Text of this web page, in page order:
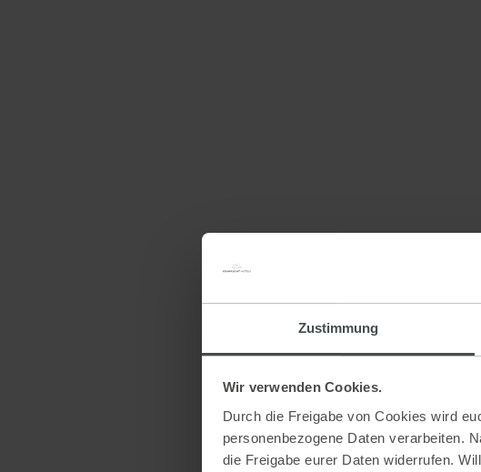
Zustimmung
Wir verwenden Cookies.
Durch die Freigabe von Cookies wird
personenbezogene Daten verarbeiten.
die Freigabe eurer Daten widerrufen.